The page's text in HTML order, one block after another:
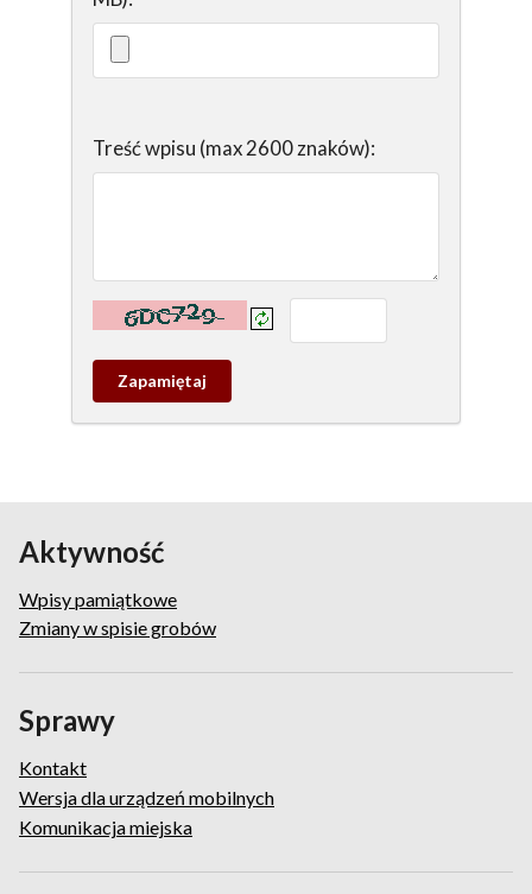
Treść wpisu (max 2600 znaków):
Kontrola - wprowadź tekst z obrazka:
Zapamietaj
wpis
Aktywność
Wpisy pamiątkowe
Zmiany w spisie grobów
Sprawy
Kontakt
Wersja dla urządzeń mobilnych
Komunikacja miejska